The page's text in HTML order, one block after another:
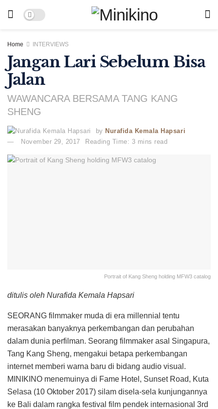
Home INTERVIEWS
Jangan Lari Sebelum Bisa
Jalan
WAWANCARA BERSAMA TANG KANG
SHENG
by Nurafida Kemala Hapsari
November 29, 2017
Reading Time: 3 mins read
Portrait of Kang Sheng holding MFW3 catalog
ditulis oleh Nurafida Kemala Hapsari
SEORANG filmmaker muda di era millennial tentu
merasakan banyaknya perkembangan dan perubahan
dalam dunia perfilman. Seorang filmmaker asal Singapura,
Tang Kang Sheng, mengakui betapa perkembangan
internet memberi warna baru di bidang audio visual.
MINIKINO menemuinya di Fame Hotel, Sunset Road, Kuta
Selasa (10 Oktober 2017) silam disela-sela kunjungannya
ke Bali dalam rangka festival film pendek internasional 3rd